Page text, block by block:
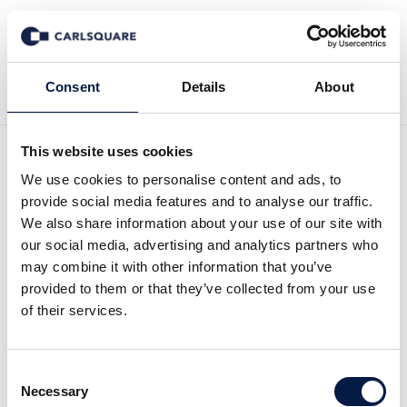
Consent Details About
This website uses cookies
We use cookies to personalise content and ads, to
provide social media features and to analyse our traffic.
We also share information about your use of our site with
our social media, advertising and analytics partners who
may combine it with other information that you’ve
provided to them or that they’ve collected from your use
of their services.
Selection
Necessary
Zurück zu News
TPG Real Estate
übernimmt die Mehrheit an
A&O Hotels und Hostels
LONDON und FORT WORTH, Texas – 2016 – TPG